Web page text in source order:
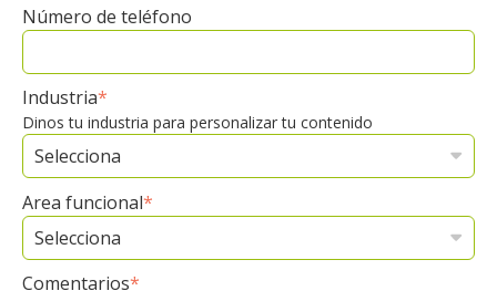
Número de teléfono
Industria*
Dinos tu industria para personalizar tu contenido
Area funcional*
Comentarios*